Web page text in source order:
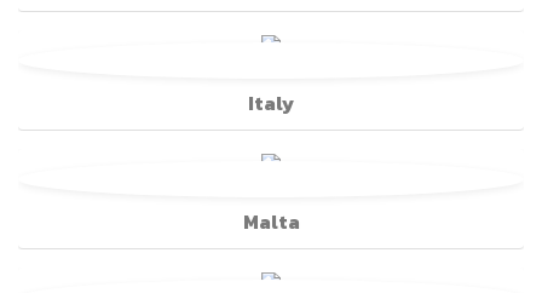
Italy
Malta